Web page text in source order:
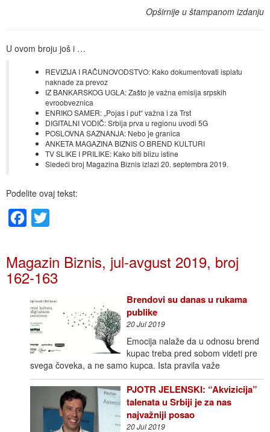
Opširnije u štampanom izdanju
U ovom broju još i …
REVIZIJA I RAČUNOVODSTVO: Kako dokumentovati isplatu
naknade za prevoz
IZ BANKARSKOG UGLA: Zašto je važna emisija srpskih
evroobveznica
ENRIKO SAMER: „Pojas i put“ važna i za Trst
DIGITALNI VODIČ: Srbija prva u regionu uvodi 5G
POSLOVNA SAZNANJA: Nebo je granica
ANKETA MAGAZINA BIZNIS O BREND KULTURI
TV SLIKE I PRILIKE: Kako biti blizu istine
Sledeći broj Magazina Biznis izlazi 20. septembra 2019.
Podelite ovaj tekst:
Facebook
Magazin Biznis, jul-avgust 2019, broj
162-163
Brendovi su danas u rukama
publike
20 Jul 2019
Emocija nalaže da u odnosu brend
kupac treba pred sobom videti pre
svega čoveka, a ne samo kupca. Ista pravila važe
PJOTR JELENSKI: “Akvizicija”
talenata u Srbiji je za nas
najvažniji posao
20 Jul 2019